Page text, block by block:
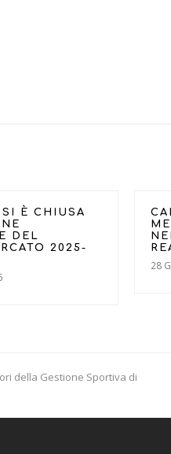
È CHIUSA
DEL
2025-
28
della Gestione Sportiva di